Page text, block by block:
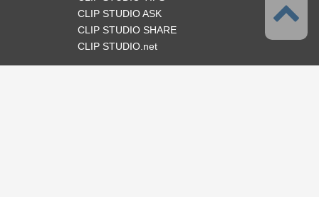
CLIP STUDIO ASK
CLIP STUDIO SHARE
CLIP STUDIO.net